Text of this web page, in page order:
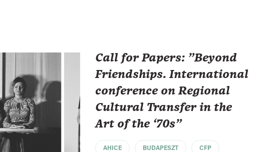
Call for Papers: "Beyond
Friendships. International
conference on Regional
Cultural Transfer in the
Art of the ‘70s"
AHICE BUDAPESZT CFP